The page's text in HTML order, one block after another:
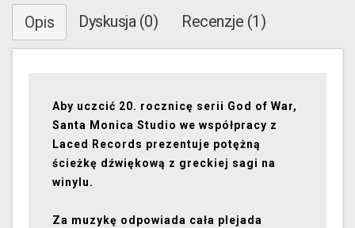
Opis Dyskusja (0) Recenzje (1)
Aby uczcić 20. rocznicę serii God of War,
Santa Monica Studio we współpracy z
Laced Records prezentuje potężną
ścieżkę dźwiękową z greckiej sagi na
winylu.
Za muzykę odpowiada cała plejada